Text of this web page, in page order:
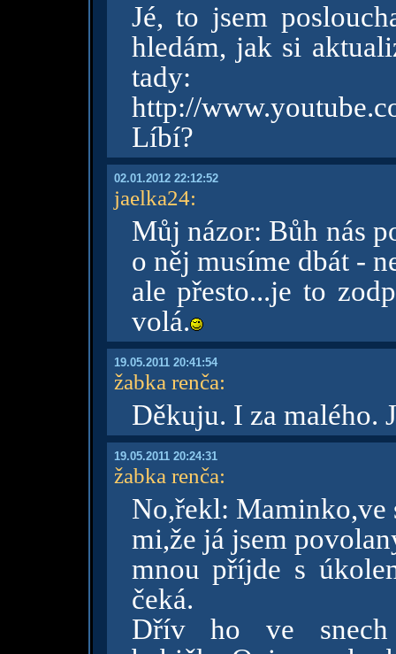
Jé, to jsem
hledám, jak si
tady:
http://
Líbí?
02.01.2012 22:12:52
jaelka24:
Můj názor: Bůh nás
o něj musíme dbát -
ale přesto...je to
volá.
19.05.2011 20:41:54
žabka renča:
Děkuju. I za malého.
19.05.2011 20:24:31
žabka renča:
No,řekl: Maminko,ve
mi,že já jsem
mnou příjde s
čeká.
Dřív ho ve snech